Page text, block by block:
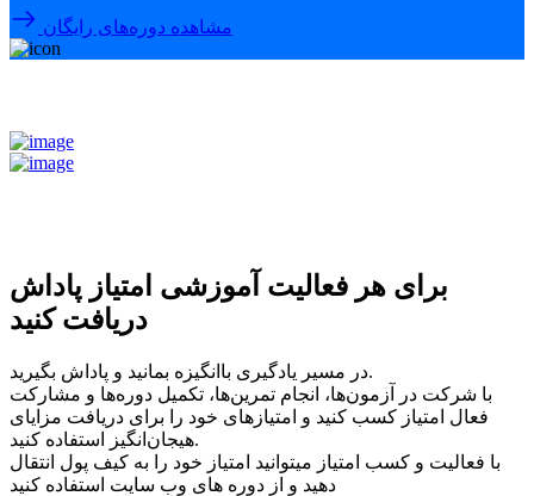
مشاهده دوره‌های رایگان
برای هر فعالیت آموزشی امتیاز پاداش
دریافت کنید
در مسیر یادگیری باانگیزه بمانید و پاداش بگیرید.
با شرکت در آزمون‌ها، انجام تمرین‌ها، تکمیل دوره‌ها و مشارکت
فعال امتیاز کسب کنید و امتیازهای خود را برای دریافت مزایای
هیجان‌انگیز استفاده کنید.
با فعالیت و کسب امتیاز میتوانید امتیاز خود را به کیف پول انتقال
دهید و از دوره های وب سایت استفاده کنید